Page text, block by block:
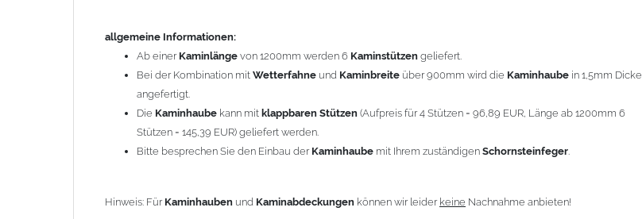
Zum Bild vergößern, bitte auf das Bild klicken!
allgemeine Informationen:
Ab einer Kaminlänge von 1200mm werden 6 Kaminstützen geliefert.
Bei der Kombination mit Wetterfahne und Kaminbreite über 900mm wird die Kaminhaube in 1,5mm Dicke
angefertigt.
Die Kaminhaube kann mit klappbaren Stützen (Aufpreis für 4 Stützen = 96,89 EUR, Länge ab 1200mm 6
Stützen = 145,39 EUR) geliefert werden.
Bitte besprechen Sie den Einbau der Kaminhaube mit Ihrem zuständigen Schornsteinfeger
Hinweis: Für Kaminhauben und Kaminabdeckungen können wir leider keine Nachnahme anbieten!